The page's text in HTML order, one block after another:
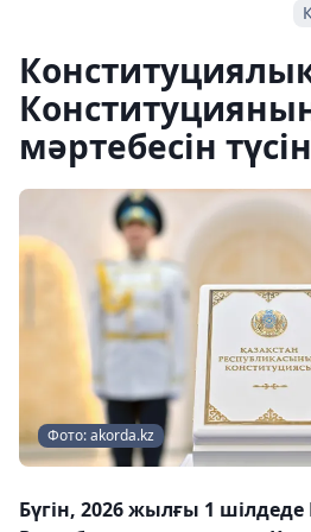
мәртебесін
Фото: akorda.kz
Бүгін, 2026 жылғы 1 шілдеде